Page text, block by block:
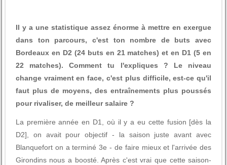
Il y a une statistique assez énorme à mettre en exergue
dans ton parcours, c'est ton nombre de buts avec
Bordeaux en D2 (24 buts en 21 matches) et en D1 (5 en
22 matches). Comment tu l'expliques ? Le niveau
change vraiment en face, c'est plus difficile, est-ce qu'il
faut plus de moyens, des entraînements plus poussés
pour rivaliser, de meilleur salaire ?
La première année en D1, où il y a eu cette fusion [dès la
D2], on avait pour objectif - la saison juste avant avec
Blanquefort on a terminé 3e - de faire mieux et l'arrivée des
Girondins nous a boosté. Après c'est vrai que cette saison-